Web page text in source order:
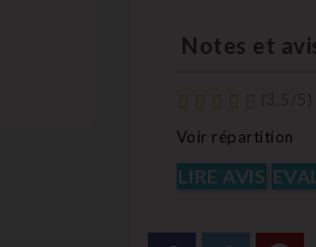
Notes et
Voir répartition
LIRE AVIS